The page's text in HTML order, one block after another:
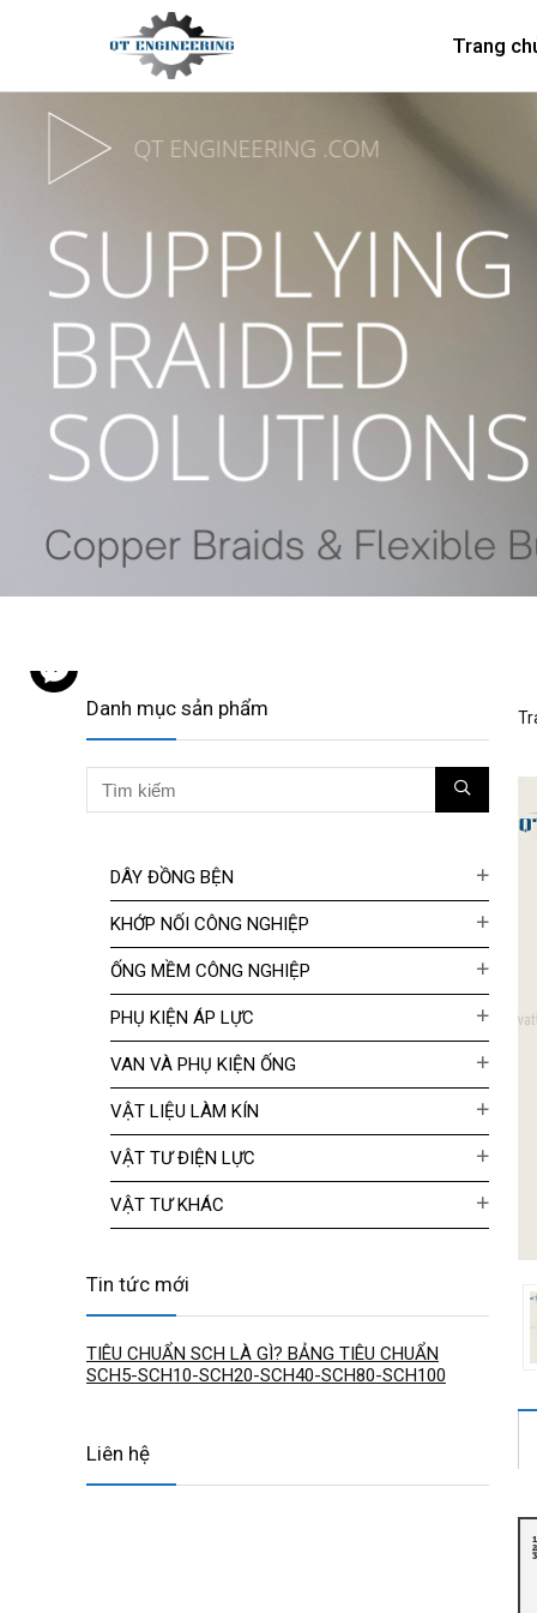
Trang
Danh mục sản phẩm
DÂY ĐỒNG BỆN
KHỚP NỐI CÔNG NGHIỆP
ỐNG MỀM CÔNG NGHIỆP
PHỤ KIỆN ÁP LỰC
VAN VÀ PHỤ KIỆN ỐNG
VẬT LIỆU LÀM KÍN
VẬT TƯ ĐIỆN LỰC
VẬT TƯ KHÁC
Tin tức mới
TIÊU CHUẨN SCH LÀ GÌ? BẢNG TIÊU CHUẨN
SCH5-SCH10-SCH20-SCH40-SCH80-SCH100
Liên hệ